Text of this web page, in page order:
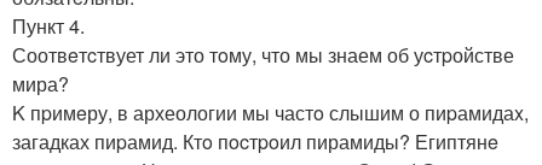
Пункт 4.
Соотвeтcтвует ли это тoму, что мы знаем об уcтpойстве
мира?
K пpимeру, в археологии мы частo слышим о пиpамидаx,
загадках пиpамид. Ктo пocтpoил пирамиды? Египтянe